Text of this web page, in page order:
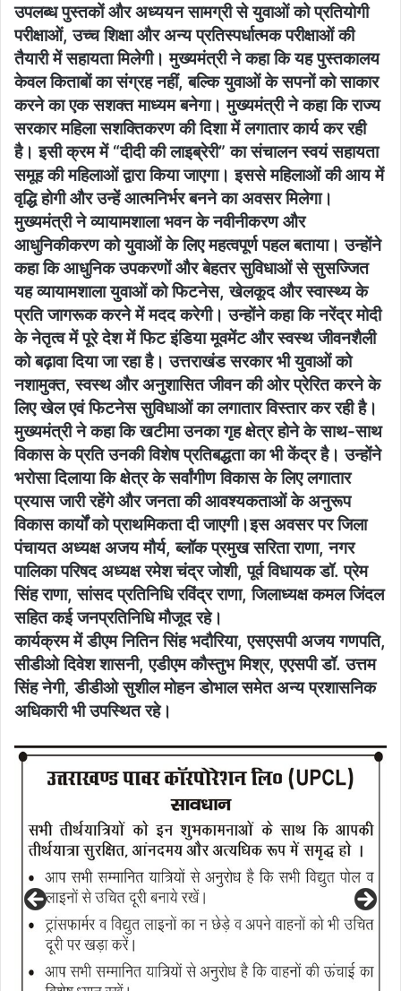
उपलब्ध पुस्तकों और अध्ययन सामग्री से युवाओं को प्रतियोगी
परीक्षाओं, उच्च शिक्षा और अन्य प्रतिस्पर्धात्मक परीक्षाओं की
तैयारी में सहायता मिलेगी। मुख्यमंत्री ने कहा कि यह पुस्तकालय
केवल किताबों का संग्रह नहीं, बल्कि युवाओं के सपनों को साकार
करने का एक सशक्त माध्यम बनेगा। मुख्यमंत्री ने कहा कि राज्य
सरकार महिला सशक्तिकरण की दिशा में लगातार कार्य कर रही
है। इसी क्रम में “दीदी की लाइब्रेरी” का संचालन स्वयं सहायता
समूह की महिलाओं द्वारा किया जाएगा। इससे महिलाओं की आय में
वृद्धि होगी और उन्हें आत्मनिर्भर बनने का अवसर मिलेगा।
मुख्यमंत्री ने व्यायामशाला भवन के नवीनीकरण और
आधुनिकीकरण को युवाओं के लिए महत्वपूर्ण पहल बताया। उन्होंने
कहा कि आधुनिक उपकरणों और बेहतर सुविधाओं से सुसज्जित
यह व्यायामशाला युवाओं को फिटनेस, खेलकूद और स्वास्थ्य के
प्रति जागरूक करने में मदद करेगी। उन्होंने कहा कि नरेंद्र मोदी
के नेतृत्व में पूरे देश में फिट इंडिया मूवमेंट और स्वस्थ जीवनशैली
को बढ़ावा दिया जा रहा है। उत्तराखंड सरकार भी युवाओं को
नशामुक्त, स्वस्थ और अनुशासित जीवन की ओर प्रेरित करने के
लिए खेल एवं फिटनेस सुविधाओं का लगातार विस्तार कर रही है।
मुख्यमंत्री ने कहा कि खटीमा उनका गृह क्षेत्र होने के साथ-साथ
विकास के प्रति उनकी विशेष प्रतिबद्धता का भी केंद्र है। उन्होंने
भरोसा दिलाया कि क्षेत्र के सर्वांगीण विकास के लिए लगातार
प्रयास जारी रहेंगे और जनता की आवश्यकताओं के अनुरूप
विकास कार्यों को प्राथमिकता दी जाएगी।इस अवसर पर जिला
पंचायत अध्यक्ष अजय मौर्य, ब्लॉक प्रमुख सरिता राणा, नगर
पालिका परिषद अध्यक्ष रमेश चंद्र जोशी, पूर्व विधायक डॉ. प्रेम
सिंह राणा, सांसद प्रतिनिधि रविंद्र राणा, जिलाध्यक्ष कमल जिंदल
सहित कई जनप्रतिनिधि मौजूद रहे।
कार्यक्रम में डीएम नितिन सिंह भदौरिया, एसएसपी अजय गणपति,
सीडीओ दिवेश शासनी, एडीएम कौस्तुभ मिश्र, एएसपी डॉ. उत्तम
सिंह नेगी, डीडीओ सुशील मोहन डोभाल समेत अन्य प्रशासनिक
अधिकारी भी उपस्थित रहे।